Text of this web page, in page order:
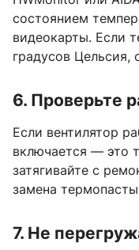
состоянием
видеокарты. Если
градусов
6. Проверьте
Если вентилятор
включается — это
затягивайте с
замена
7. Не